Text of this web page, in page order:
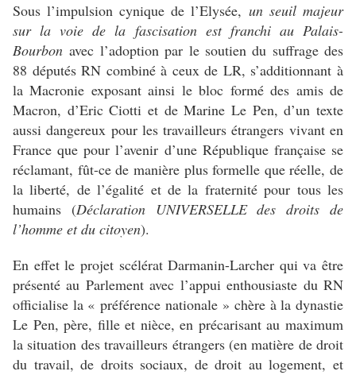
Sous l’impulsion cynique de l’Elysée, un seuil majeur
sur la voie de la fascisation est franchi au Palais-
Bourbon avec l’adoption par le soutien du suffrage des
88 députés RN combiné à ceux de LR, s’additionnant à
la Macronie exposant ainsi le bloc formé des amis de
Macron, d’Eric Ciotti et de Marine Le Pen, d’un texte
aussi dangereux pour les travailleurs étrangers vivant en
France que pour l’avenir d’une République française se
réclamant, fût-ce de manière plus formelle que réelle, de
la liberté, de l’égalité et de la fraternité pour tous les
humains (Déclaration UNIVERSELLE des droits de
l’homme et du citoyen).
En effet le projet scélérat Darmanin-Larcher qui va être
présenté au Parlement avec l’appui enthousiaste du RN
officialise la « préférence nationale » chère à la dynastie
Le Pen, père, fille et nièce, en précarisant au maximum
la situation des travailleurs étrangers (en matière de droit
du travail, de droits sociaux, de droit au logement, et